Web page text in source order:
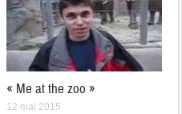
« Me at the zoo »
12 mai 2015